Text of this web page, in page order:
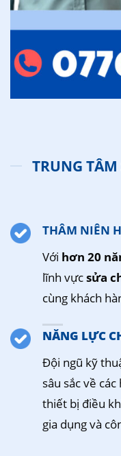
TRUNG
THÂM NIÊN
Với hơn 20
lĩnh vựcsửa
cùng khách
NĂNG LỰC
Đội ngũ kỹ
sâu sắc về
thiết bị điều
gia dụng và